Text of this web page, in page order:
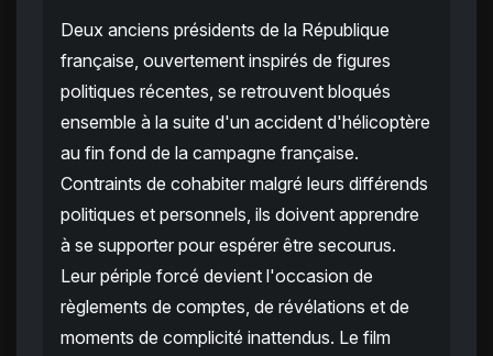
Deux anciens présidents de la République
française, ouvertement inspirés de figures
politiques récentes, se retrouvent bloqués
ensemble à la suite d'un accident d'hélicoptère
au fin fond de la campagne française.
Contraints de cohabiter malgré leurs différends
politiques et personnels, ils doivent apprendre
à se supporter pour espérer être secourus.
Leur périple forcé devient l'occasion de
règlements de comptes, de révélations et de
moments de complicité inattendus. Le film